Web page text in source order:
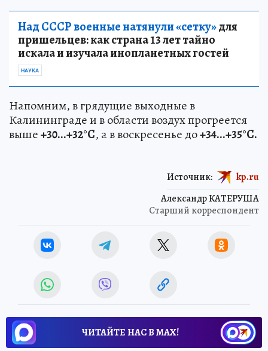
Над СССР военные натянули «сетку»для
пришельцев: как страна 13 лет тайно
искала и изучала инопланетных гостей
НАУКА
Напомним, в грядущие выходные в
Калининграде и в области воздух прогреется
выше+30...+32°С, а в воскресенье до+34...+35°С.
Александр КАТЕРУША
Старший корреспондент
Источник: kp.ru
ЧИТАЙТЕ НАС В МАХ!